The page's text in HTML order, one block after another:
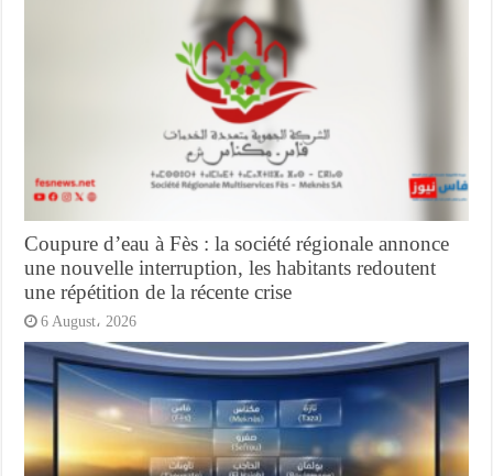
Coupure d’eau à Fès : la société régionale annonce
une nouvelle interruption, les habitants redoutent
une répétition de la récente crise
6 August، 2026